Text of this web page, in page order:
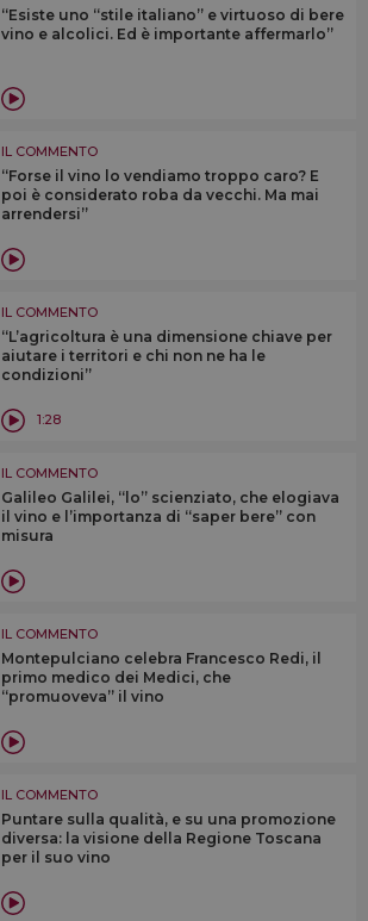
“Esiste uno “stile italiano” e virtuoso di bere
vino e alcolici. Ed è importante affermarlo”
IL COMMENTO
“Forse il vino lo vendiamo troppo caro? E
poi è considerato roba da vecchi. Ma mai
arrendersi”
IL COMMENTO
“L’agricoltura è una dimensione chiave per
aiutare i territori e chi non ne ha le
condizioni”
1:28
IL COMMENTO
Galileo Galilei, “lo” scienziato, che elogiava
il vino e l’importanza di “saper bere” con
misura
IL COMMENTO
Montepulciano celebra Francesco Redi, il
primo medico dei Medici, che
“promuoveva” il vino
IL COMMENTO
Puntare sulla qualità, e su una promozione
diversa: la visione della Regione Toscana
per il suo vino